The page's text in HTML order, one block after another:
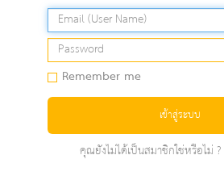
Remember me
เข้าสู่ระบบ
คุณยังไม่ได้เป็นสมาชิกใช่หรือไม่ ?